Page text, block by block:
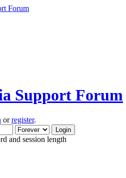
orregister.
and session length